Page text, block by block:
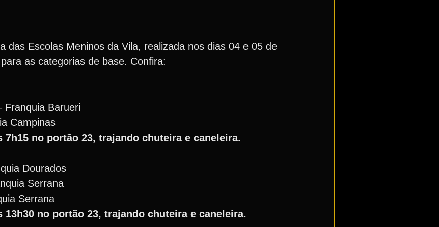
das Escolas Meninos da Vila, realizada nos dias 04 e 05 de
as categorias de base. Confira:
Franquia Barueri
Campinas
7h15 no portão 23, trajando chuteira e caneleira.
Dourados
Serrana
Serrana
13h30 no portão 23, trajando chuteira e caneleira.